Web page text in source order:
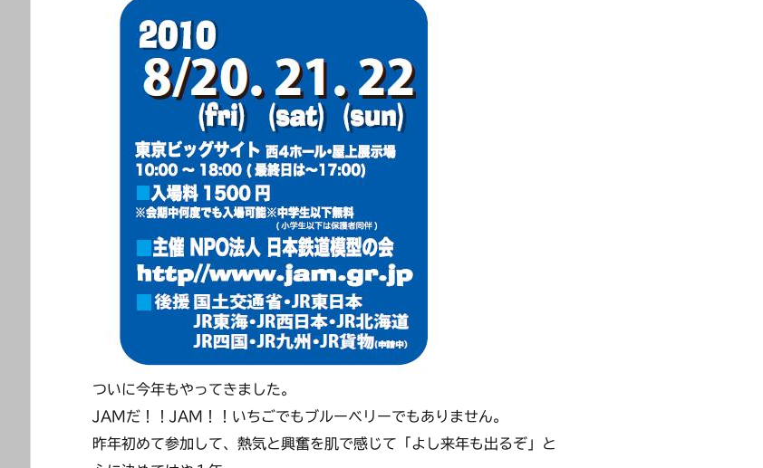
ついに今年もやってきました。
JAMだ！！JAM！！いちごでもブルーベリーでもありません。
昨年初めて参加して、熱気と興奮を肌で感じて「よし来年も出るぞ」と